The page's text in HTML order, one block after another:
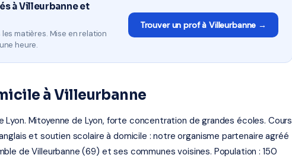
à Villeurbanne et
matières. Mise en relation
heure.
Trouver un prof à Villeurbanne →
à Villeurbanne
Lyon. Mitoyenne de Lyon, forte concentration de grandes écoles. Cours
et soutien scolaire à domicile : notre organisme partenaire agréé
de Villeurbanne (69) et ses communes voisines. Population : 150